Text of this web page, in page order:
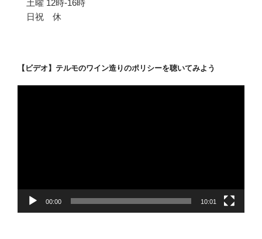
土曜 12時-16時
日祝 休
【ビデオ】テルモのワイン造りのポリシーを聴いてみよう
00:00 10:01